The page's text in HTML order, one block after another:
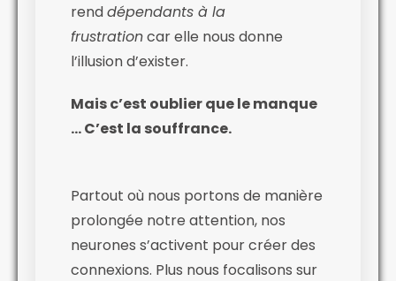
renddépendants à la
frustrationcar elle nous donne
l’illusion d’exister.
Mais c’est oublier que le manque
… C’est la souffrance.
Partout où nous portons de manière
prolongée notre attention, nos
neurones s’activent pour créer des
connexions. Plus nous focalisons sur